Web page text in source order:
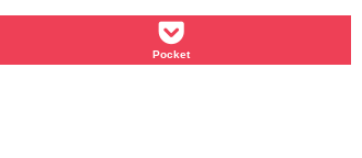
Pocket